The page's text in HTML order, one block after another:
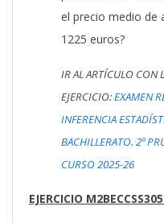
el precio medio de
1225 euros?
IR AL ARTÍCULO CON
EJERCICIO:EXAMEN
INFERENCIA
BACHILLERATO. 2ª
CURSO 2025-26
EJERCICIO